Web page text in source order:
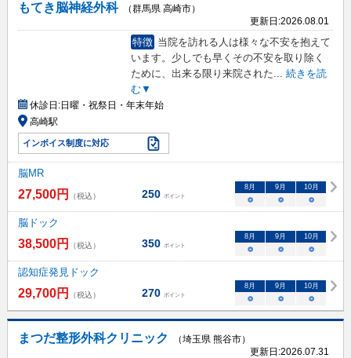
もてき脳神経外科
（群馬県 高崎市）
更新日:2026.08.01
特徴 当院を訪れる人は様々な不安を抱えて
います。少しでも早くその不安を取り除く
ために、出来る限り来院された... 続きを読
む▼
休診日:日曜・祝祭日・年末年始
高崎駅
インボイス制度に対応
脳MR
27,500円 （税込） 250 ポイント
8月 9月 10月
○ ○ ○
脳ドック
38,500円 （税込） 350 ポイント
8月 9月 10月
○ ○ ○
認知症発見ドック
29,700円 （税込） 270 ポイント
8月 9月 10月
○ ○ ○
まつだ整形外科クリニック
（埼玉県 熊谷市）
更新日:2026.07.31